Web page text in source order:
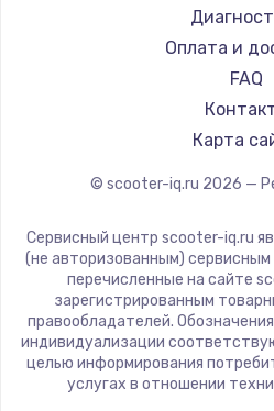
Bork
KIRIN
Оплата и
FAQ
Карта
© scooter-iq.ru 2026 —
Сервисный центр scooter-iq.ru
(не авторизованным)
перечисленные на сайте
зарегистрированным
правообладателей.
индивидуализации
целью информирования
услугах в отношении